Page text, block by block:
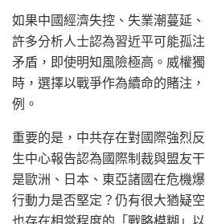
如果中國經濟失控、失業潮蔓延
許多分析人士認為習近平可能孤
矛盾，即使明知風險極高。威權
時，選擇以戰爭作為續命的賭注
例。
重要的是，中共存在對國際強烈
生中心報告認為國際制裁與盟友
是歐洲、日本、東亞諸國在危機
行動力是否堅定？仍有很大猶疑
也存在相當程度的「戰略模糊」